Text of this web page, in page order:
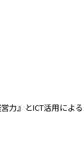
力』とICT活用によ